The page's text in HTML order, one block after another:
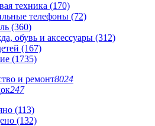
техника (170)
телефоны (72)
(360)
обувь и аксессуары (312)
(167)
(1735)
и ремонт8024
247
(113)
(132)